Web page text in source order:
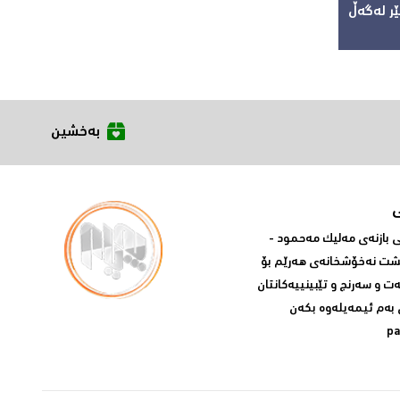
لەگەڵ
بەخشین
بازنه‌ی مه‌لیک مه‌حمود -
نه‌خۆشخانه‌ی‌ هه‌رێم بۆ
و سه‌رنج و تێبینییه‌كانتان
به‌م ئیمه‌یله‌وه‌ بكه‌ن